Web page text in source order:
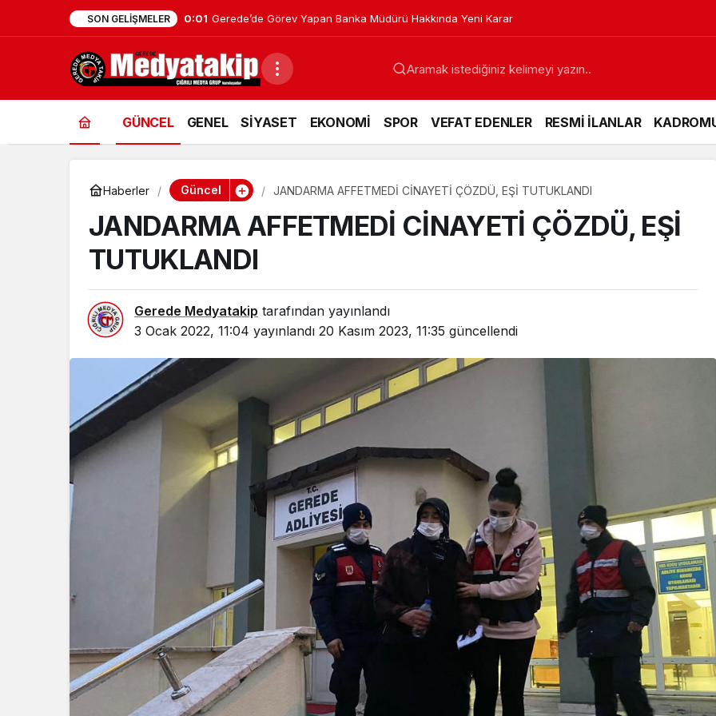
SON GELIŞMELER 0:01 Gerede’de Görev Yapan Banka Müdürü Hakkında Yeni Karar
GÜNCEL GENEL SİYASET EKONOMİ SPOR VEFAT EDENLER RESMİ İLANLAR
Haberler Güncel JANDARMA AFFETMEDİ CİNAYETİ ÇÖZDÜ, EŞİ TUTUKLANDI
JANDARMA AFFETMEDİ CİNAYETİ ÇÖZDÜ, EŞİ
TUTUKLANDI
Gerede Medyatakip tarafından yayınlandı
3 Ocak 2022, 11:04 yayınlandı 20 Kasım 2023, 11:35 güncellendi
Gerede’de Görev Yapan
Banka Müdürü Hakkında
Yeni Karar
Resmi İlanlar
TEBLİĞ İLANI (BOLU 1.
AİLE MAHKEMESİ)
BELEDİYESİ)